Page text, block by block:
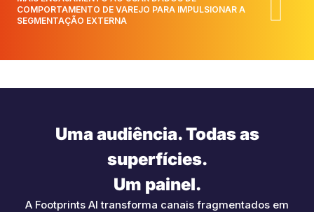
COMPORTAMENTO DE VAREJO PARA IMPULSIONAR A
SEGMENTAÇÃO EXTERNA
Uma audiência. Todas as
superfícies.
Um painel.
A Footprints AI transforma canais fragmentados em